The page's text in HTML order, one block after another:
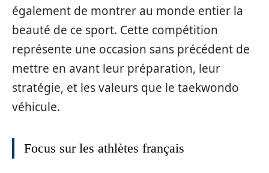
également de montrer au monde entier la
beauté de ce sport. Cette compétition
représente une occasion sans précédent de
mettre en avant leur préparation, leur
stratégie, et les valeurs que le taekwondo
véhicule.
Focus sur les athlètes français